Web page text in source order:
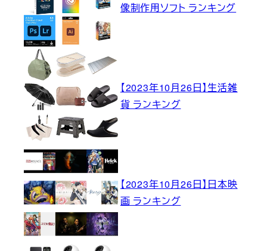
像制作用ソフト ランキング
【2023年10月26日】生活雑
貨 ランキング
【2023年10月26日】日本映
画 ランキング